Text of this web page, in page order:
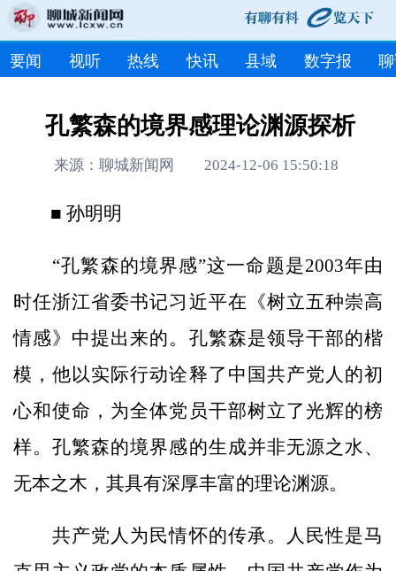
要闻 视听 热线 快讯 县域 数字报
孔繁森的境界感理论渊源探析
来源：聊城新闻网 2024-12-06 15:50:18
■ 孙明明
“孔繁森的境界感”这一命题是2003年由
时任浙江省委书记习近平在《树立五种崇高
情感》中提出来的。孔繁森是领导干部的楷
模，他以实际行动诠释了中国共产党人的初
心和使命，为全体党员干部树立了光辉的榜
样。孔繁森的境界感的生成并非无源之水、
无本之木，其具有深厚丰富的理论渊源。
共产党人为民情怀的传承。人民性是马